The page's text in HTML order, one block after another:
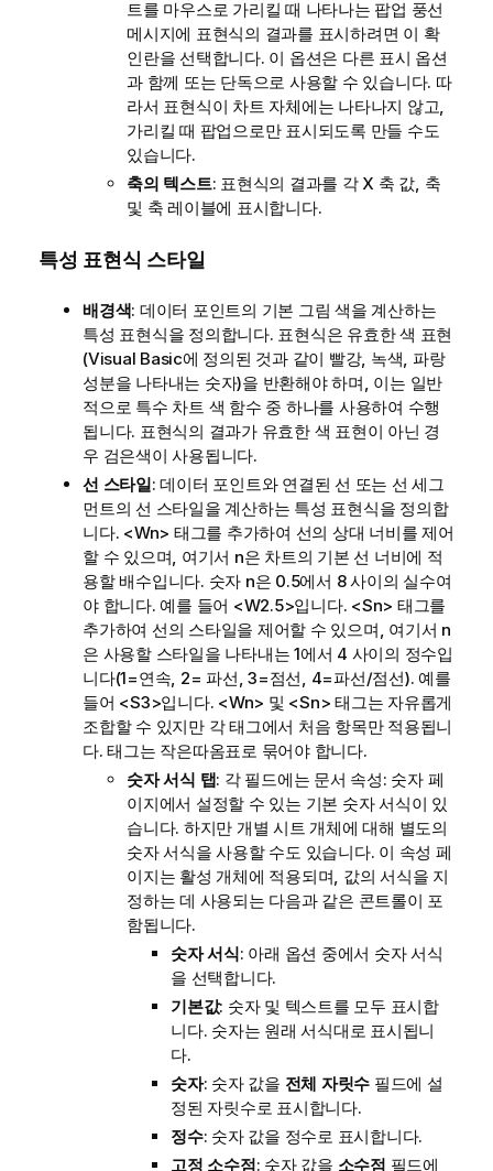
트를 마우스로 가리킬 때 나타나는 팝업 풍선
메시지에 표현식의 결과를 표시하려면 이 확
인란을 선택합니다. 이 옵션은 다른 표시 옵션
과 함께 또는 단독으로 사용할 수 있습니다. 따
라서 표현식이 차트 자체에는 나타나지 않고,
가리킬 때 팝업으로만 표시되도록 만들 수도
있습니다.
축의 텍스트: 표현식의 결과를 각 X 축 값, 축
및 축 레이블에 표시합니다.
특성 표현식 스타일
배경색: 데이터 포인트의 기본 그림 색을 계산하는
특성 표현식을 정의합니다. 표현식은 유효한 색 표현
(Visual Basic에 정의된 것과 같이 빨강, 녹색, 파랑
성분을 나타내는 숫자)을 반환해야 하며, 이는 일반
적으로 특수 차트 색 함수 중 하나를 사용하여 수행
됩니다. 표현식의 결과가 유효한 색 표현이 아닌 경
우 검은색이 사용됩니다.
선 스타일: 데이터 포인트와 연결된 선 또는 선 세그
먼트의 선 스타일을 계산하는 특성 표현식을 정의합
니다. <Wn> 태그를 추가하여 선의 상대 너비를 제어
할 수 있으며, 여기서 n은 차트의 기본 선 너비에 적
용할 배수입니다. 숫자 n은 0.5에서 8 사이의 실수여
야 합니다. 예를 들어 <W2.5>입니다. <Sn> 태그를
추가하여 선의 스타일을 제어할 수 있으며, 여기서 n
은 사용할 스타일을 나타내는 1에서 4 사이의 정수입
니다(1=연속, 2= 파선, 3=점선, 4=파선/점선). 예를
들어 <S3>입니다. <Wn> 및 <Sn> 태그는 자유롭게
조합할 수 있지만 각 태그에서 처음 항목만 적용됩니
다. 태그는 작은따옴표로 묶어야 합니다.
숫자 서식 탭: 각 필드에는 문서 속성: 숫자 페
이지에서 설정할 수 있는 기본 숫자 서식이 있
습니다. 하지만 개별 시트 개체에 대해 별도의
숫자 서식을 사용할 수도 있습니다. 이 속성 페
이지는 활성 개체에 적용되며, 값의 서식을 지
정하는 데 사용되는 다음과 같은 콘트롤이 포
함됩니다.
숫자 서식: 아래 옵션 중에서 숫자 서식
을 선택합니다.
기본값: 숫자 및 텍스트를 모두 표시합
니다. 숫자는 원래 서식대로 표시됩니
다.
숫자: 숫자 값을 전체 자릿수 필드에 설
정된 자릿수로 표시합니다.
정수: 숫자 값을 정수로 표시합니다.
고정 소수점: 숫자 값을 소수점 필드에